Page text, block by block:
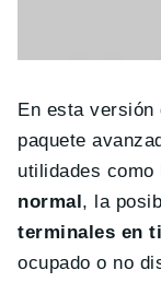
En esta
paquete
utilidades como
normal , la
terminales en
ocupado o no